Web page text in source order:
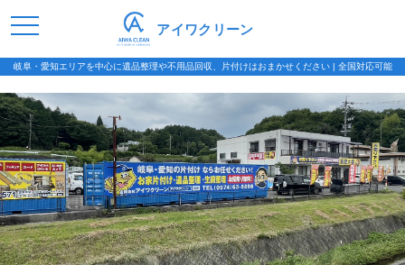
岐阜・愛知エリアを中心に遺品整理や不用品回収、片付けはおまかせください | 全国対応可能
アイワクリーン